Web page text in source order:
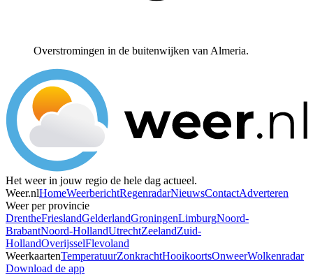
Overstromingen in de buitenwijken van Almeria.
Het weer in jouw regio de hele dag actueel.
Weer.nlHomeWeerberichtRegenradarNieuwsContactAdverteren
Weer per provincie
DrentheFrieslandGelderlandGroningenLimburgNoord-
BrabantNoord-HollandUtrechtZeelandZuid-
HollandOverijsselFlevoland
WeerkaartenTemperatuurZonkrachtHooikoortsOnweerWolkenradar
Download de app